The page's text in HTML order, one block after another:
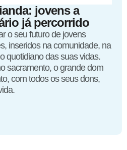
jovens a
já percorrido
o seu futuro de jovens
inseridos na comunidade, na
quotidiano das suas vidas.
sacramento, o grande dom
com todos os seus dons,